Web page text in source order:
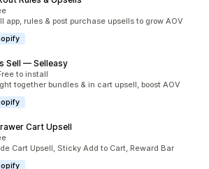
598
app, rules & post purchase upsells to grow AOV
Sell — Selleasy
2485
to install
together bundles & in cart upsell, boost AOV
Cart Upsell
802
Cart Upsell, Sticky Add to Cart, Reward Bar